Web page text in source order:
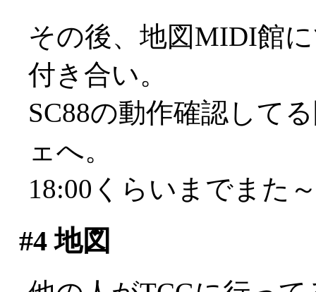
その後、地図MIDI館
付き合い。
SC88の動作確認して
ェへ。
18:00くらいまでまた
#4地図